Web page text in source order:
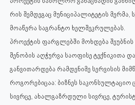
რის შემდეგაც მუნიციპალიტეტის
მოაწერა საგრანტო ხელშეკრულებას.
პროექტის ფარგლებში მოხდება
შენობის აღჭურვა საოფისე ტექნიკითა და
განვითარდება რამდენიმე სერვისის
როგორებიცაა: ბიზნეს საკონსულტაციო
სივრცე, ახალგაზრდული სივრცე,